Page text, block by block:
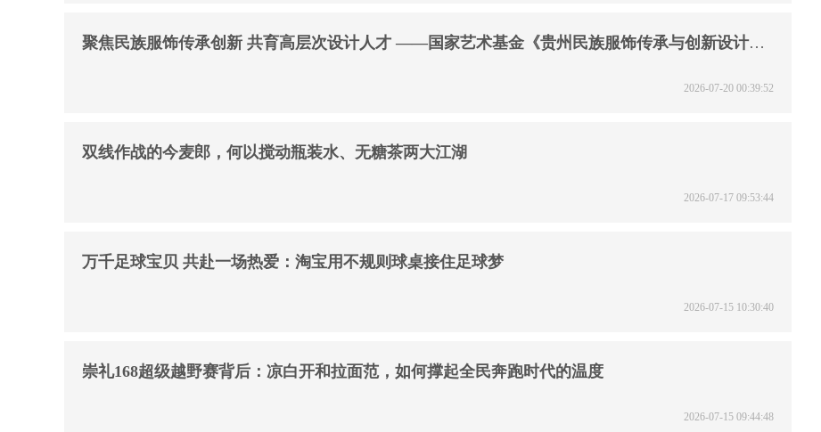
聚焦民族服饰传承创新 共育高层次设计人才 ——国家艺术基金《贵州民族服饰传承与创新设计人
2026-07-20 00:39:52
双线作战的今麦郎，何以搅动瓶装水、无糖茶两大江湖
2026-07-17 09:53:44
万千足球宝贝 共赴一场热爱：淘宝用不规则球桌接住足球梦
2026-07-15 10:30:40
崇礼168超级越野赛背后：凉白开和拉面范，如何撑起全民奔跑时代的温度
2026-07-15 09:44:48